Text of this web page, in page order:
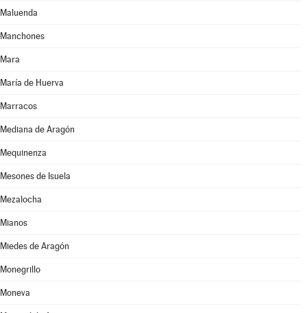
Maluenda
Manchones
Mara
María de Huerva
Marracos
Mediana de Aragón
Mequinenza
Mesones de Isuela
Mezalocha
Mianos
Miedes de Aragón
Monegrillo
Moneva